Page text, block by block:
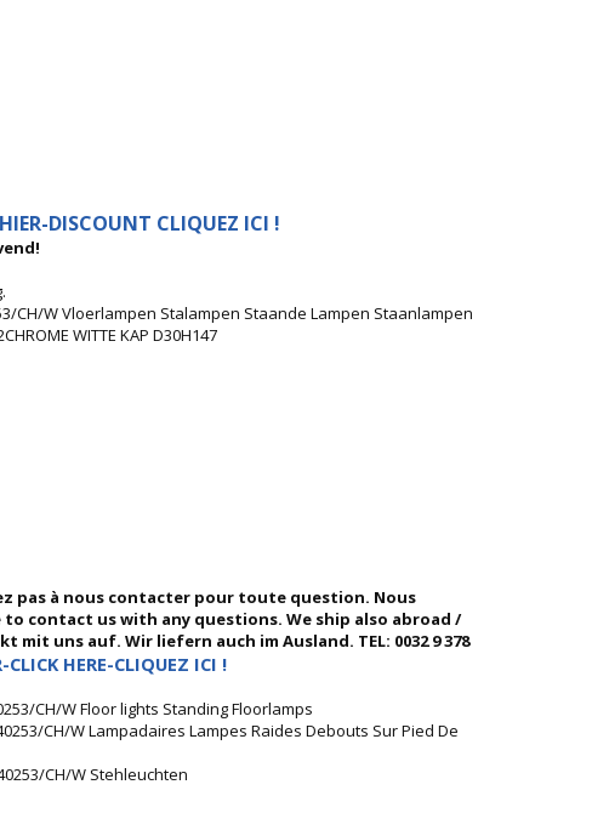
DISCOUNT CLIQUEZ ICI !
CH/W Vloerlampen Stalampen Staande Lampen Staanlampen
WITTE KAP D30H147
pas à nous contacter pour toute question. Nous
contact us with any questions. We ship also abroad /
mit uns auf. Wir liefern auch im Ausland. TEL: 0032 9 378
HERE-CLIQUEZ ICI !
CH/W Floor lights Standing Floorlamps
CH/W Lampadaires Lampes Raides Debouts Sur Pied De
CH/W Stehleuchten